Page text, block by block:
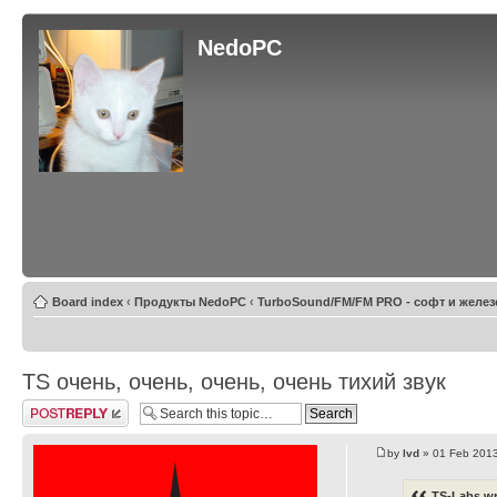
NedoPC
Board index ‹ Продукты NedoPC ‹ TurboSound/FM/FM PRO - софт и
TS очень, очень, очень, очень тихий звук
Post a reply
bylvd » 01 Feb